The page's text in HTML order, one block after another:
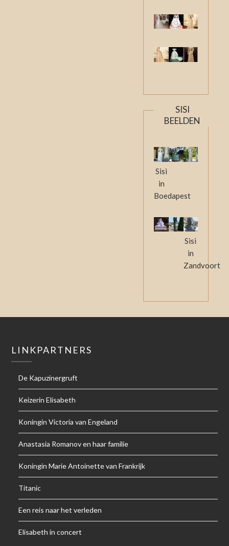
SISI
BEELDEN
Sisi
in
Boedapest
Sisi
in
Zandvoort
LINKPARTNERS
De Kapuzinergruft
Keizerin Elisabeth
Koningin Victoria van Engeland
Anastasia Romanov en haar familie
Koningin Marie Antoinette van Frankrijk
Titanic
Een reis naar het verleden
Elisabeth in concert